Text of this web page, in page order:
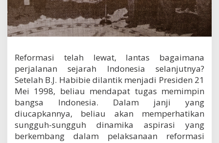
o
b
e
r
9
9
M
a
s
a
m
e
Reformasi telah lewat, lantas bagaimana
perjalanan sejarah Indonesia selanjutnya?
Setelah B.J. Habibie dilantik menjadi Presiden 21
Mei 1998, beliau mendapat tugas memimpin
bangsa Indonesia. Dalam janji yang
diucapkannya, beliau akan memperhatikan
sungguh-sungguh dinamika aspirasi yang
berkembang dalam pelaksanaan reformasi